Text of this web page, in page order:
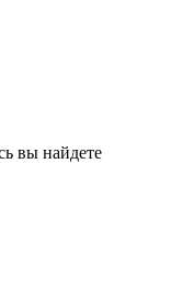
вы найдете